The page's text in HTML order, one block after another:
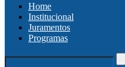
Home
Institucional
Juramentos
Programas